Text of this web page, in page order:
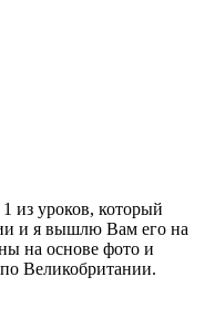
из уроков, который
и я вышлю Вам его на
на основе фото и
Великобритании.